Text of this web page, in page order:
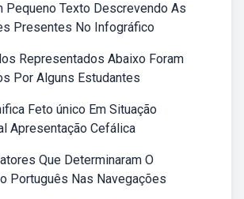
Pequeno Texto Descrevendo As
Presentes No Infográfico
Representados Abaixo Foram
Por Alguns Estudantes
Feto único Em Situação
Apresentação Cefálica
Que Determinaram O
Português Nas Navegações